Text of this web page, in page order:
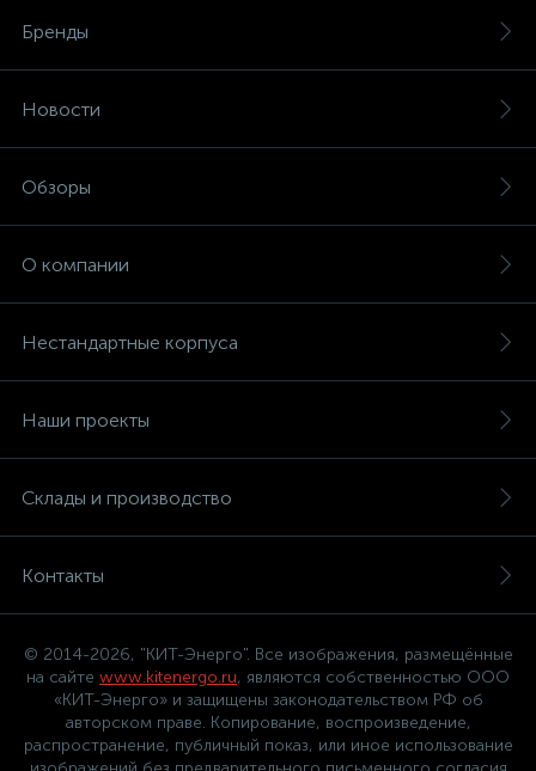
Бренды
Новости
Обзоры
О компании
Нестандартные корпуса
Наши проекты
Склады и производство
Контакты
© 2014-2026, "КИТ-Энерго". Все изображения, размещённые
на сайте www.kitenergo.ru, являются собственностью ООО
«КИТ-Энерго» и защищены законодательством РФ об
авторском праве. Копирование, воспроизведение,
распространение, публичный показ, или иное использование